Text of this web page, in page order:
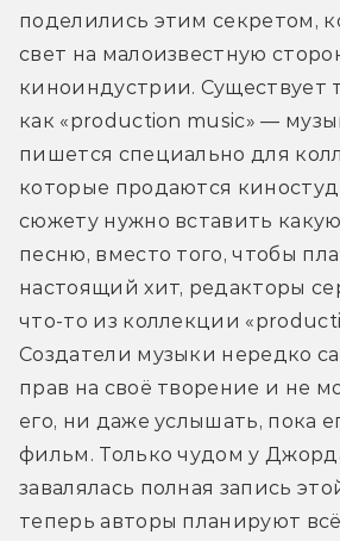
поделились этим секретом,
свет на малоизвестную
киноиндустрии. Существует
как «production music» —
пишется специально для
которые продаются
сюжету нужно вставить
песню, вместо того, чтобы
настоящий хит, редакторы
что-то из коллекции
Создатели музыки нередко
прав на своё творение и не
его, ни даже услышать, пока
фильм. Только чудом у
завалялась полная запись
теперь авторы планируют